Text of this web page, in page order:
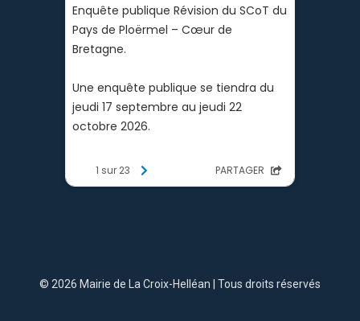
© 2026 Mairie de La Croix-Helléan | Tous droits réservés